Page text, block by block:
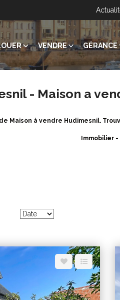
VENDRE GÉRANCE
- Maison a
Maison à vendre Hudimesnil.
Immobilier